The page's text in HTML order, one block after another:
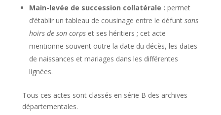
Main-levée de succession collatérale : permet
d’établir un tableau de cousinage entre le défunt sans
hoirs de son corps et ses héritiers ; cet acte
mentionne souvent outre la date du décès, les dates
de naissances et mariages dans les différentes
lignées.
Tous ces actes sont classés en série B des archives
départementales.